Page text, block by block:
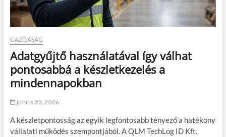
GAZDASÁG
Adatgyűjtő használatával így válhat
pontosabbá a készletkezelés a
mindennapokban
június 23, 2026
A készletpontosság az egyik legfontosabb tényező a hatékony
vállalati működés szempontjából. A QLM TechLog ID Kft.